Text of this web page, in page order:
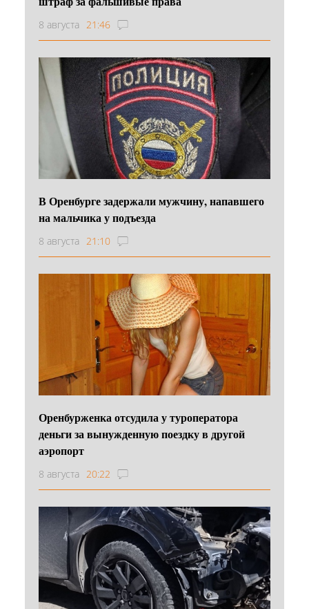
8 августа 21:46
В Оренбурге задержали мужчину, напавшего
на мальчика у подъезда
8 августа 21:10
Оренбурженка отсудила у туроператора
деньги за вынужденную поездку в другой
аэропорт
8 августа 20:22